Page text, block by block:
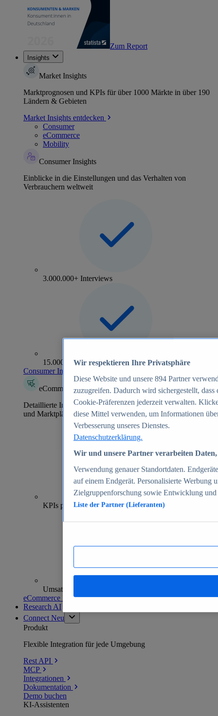
Zum Report
Insights
Market Insights
Marktprognosen und KPIs für über 1000 Märkte in über 190
Ländern & Gebieten
Market Insights entdecken
Consumer
eCommerce
Mobility
Consumer Insights
Einblicke in die Einstellungen und das Verhalten von
Verbrauchern weltweit
3.000.000+ Interviews
15.000+ Marken
Consumer Insights entdecken
eCommerce Insights
Detaillierte Informationen zu mehr als 39.000 Online-Shops
und Marktplätzen
70+
KPIs pro Shop
Umsatzanalysen und -prognosen
eCommerce Insights entdecken
Research AI
Connect Neu
Produkt
Flexible Integration für jede Umgebung
Rest API
MCP
Integrationen
Dokumentation
Demo buchen
KI-Assistenten
Wir respektieren Ihre Privatsphäre
Diese Website und unsere 894 Partner
zuzugreifen. Dadurch wird sichergestellt,
Cookie-Präferenzen jederzeit verwalten.
diese Mittel verwenden, um Informationen
Verbesserung unseres Dienstes.
Datenschutzerklärung.
Wir und unsere Partner verarbeiten
Verwendung genauer Standortdaten.
auf einem Endgerät. Personalisierte Werbung
Zielgruppenforschung sowie Entwicklung
Liste der Partner (Lieferanten)